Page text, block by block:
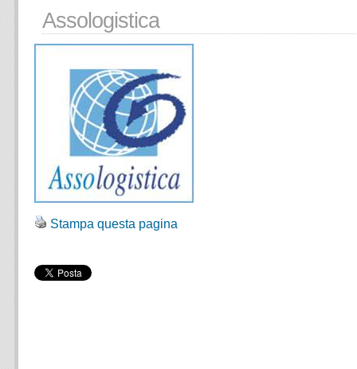
Assologistica
Stampa questa pagina